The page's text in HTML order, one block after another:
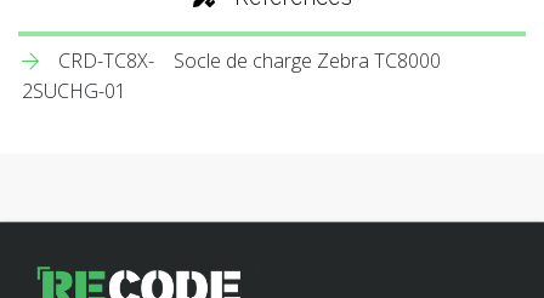
CRD-TC8X-
2SUCHG-01
Socle de charge Zebra TC8000